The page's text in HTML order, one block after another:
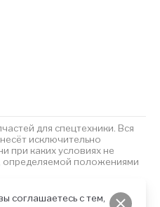
соглашаетесь с тем,
для спецтехники. Вся
исключительно
при каких условиях не
определяемой положениями
данныхФайлы Cookies